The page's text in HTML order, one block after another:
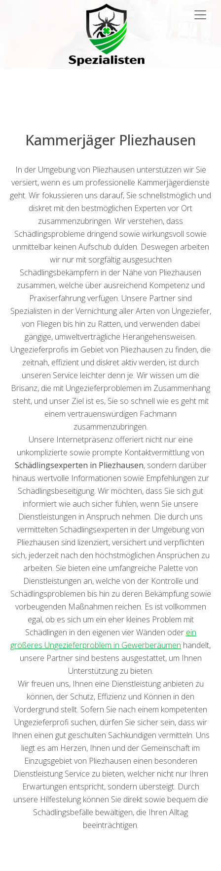
Kammerjäger Pliezhausen
In der Umgebung von Pliezhausen unterstützen wir Sie
versiert, wenn es um professionelle Kammerjägerdienste
geht. Wir fokussieren uns darauf, Sie schnellstmöglich und
diskret mit den bestmöglichen Experten vor Ort
zusammenzubringen. Wir verstehen, dass
Schädlingsprobleme dringend sowie wirkungsvoll sowie
unmittelbar keinen Aufschub dulden. Deswegen arbeiten
wir nur mit sorgfältig ausgesuchten
Schädlingsbekämpfern in der Nähe von Pliezhausen
zusammen, welche über ausreichend Kompetenz und
Praxiserfahrung verfügen. Unsere Partner sind
Spezialisten in der Vernichtung aller Arten von Ungeziefer,
von Fliegen bis hin zu Ratten, und verwenden dabei
gängige, umweltverträgliche Herangehensweisen.
Ungezieferprofis im Gebiet von Pliezhausen zu finden, die
zeitnah, effizient und diskret aktiv werden, ist durch
unseren Service leichter denn je. Wir wissen um die
Brisanz, die mit Ungezieferproblemen im Zusammenhang
steht, und unser Ziel ist es, Sie so schnell wie es geht mit
einem vertrauenswürdigen Fachmann
zusammenzubringen.
Unsere Internetpräsenz offeriert nicht nur eine
unkomplizierte sowie prompte Kontaktvermittlung von
Schädlingsexperten in Pliezhausen, sondern darüber
hinaus wertvolle Informationen sowie Empfehlungen zur
Schädlingsbeseitigung. Wir möchten, dass Sie sich gut
informiert wie auch sicher fühlen, wenn Sie unsere
Dienstleistungen in Anspruch nehmen. Die durch uns
vermittelten Schädlingsexperten in der Umgebung von
Pliezhausen sind lizenziert, versichert und verpflichten
sich, jederzeit nach den höchstmöglichen Ansprüchen zu
arbeiten. Sie bieten eine umfangreiche Palette von
Dienstleistungen an, welche von der Kontrolle und
Schädlingsproblemen bis hin zu deren Bekämpfung sowie
vorbeugenden Maßnahmen reichen. Es ist vollkommen
egal, ob es sich um ein eher kleines Problem mit
Schädlingen in den eigenen vier Wänden oder ein
größeres Ungezieferproblem in Gewerberäumen handelt,
unsere Partner sind bestens ausgestattet, um Ihnen
Unterstützung zu bieten.
Wir freuen uns, Ihnen eine Dienstleistung anbieten zu
können, der Schutz, Effizienz und Können in den
Vordergrund stellt. Sofern Sie nach einem kompetenten
Ungezieferprofi suchen, dürfen Sie sicher sein, dass wir
Ihnen einen gut geschulten Sachkundigen vermitteln. Uns
liegt es am Herzen, Ihnen und der Gemeinschaft im
Einzugsgebiet von Pliezhausen einen besonderen
Dienstleistung Service zu bieten, welcher nicht nur Ihren
Erwartungen entspricht, sondern übersteigt. Durch
unsere Hilfestelung können Sie direkt sowie bequem die
Schädlingsbefälle bewältigen, die Ihren Alltag
beeinträchtigen.